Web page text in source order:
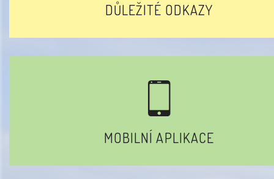
DŮLEŽITÉ ODKAZY
MOBILNÍ APLIKACE